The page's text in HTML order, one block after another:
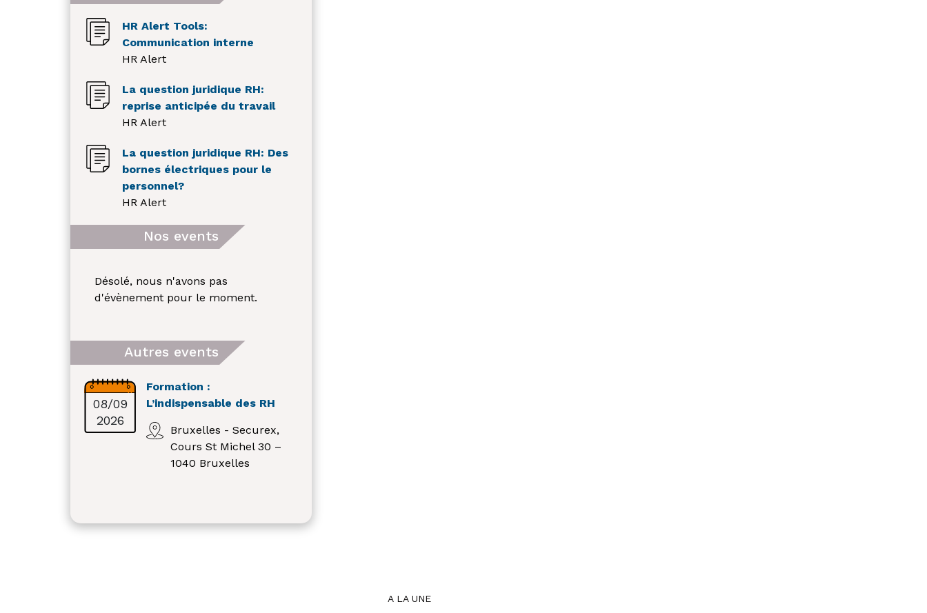
HR Alert Tools:
Communication interne
HR Alert
La question juridique RH:
reprise anticipée du travail
HR Alert
La question juridique RH: Des
bornes électriques pour le
personnel?
HR Alert
Nos events
Désolé, nous n'avons pas
d'évènement pour le moment.
Autres events
08/09
2026
Formation :
L’indispensable des RH
Bruxelles - Securex,
Cours St Michel 30 –
1040 Bruxelles
A LA UNE